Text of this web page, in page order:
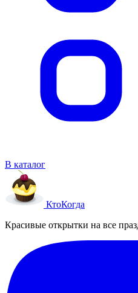
В каталог
КтоКогда
Красивые открытки на все